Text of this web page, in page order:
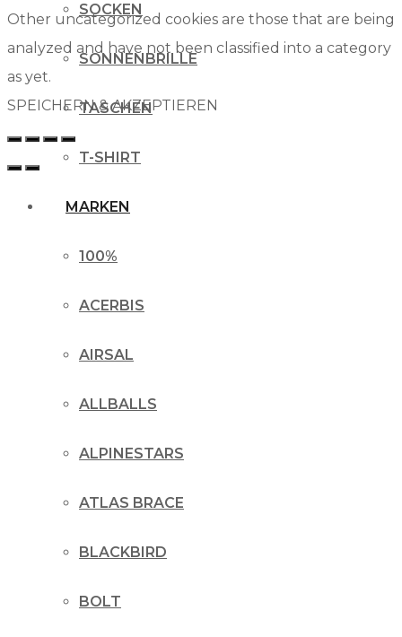
SOCKEN
SONNENBRILLE
TASCHEN
T-SHIRT
MARKEN
100%
ACERBIS
AIRSAL
ALLBALLS
ALPINESTARS
ATLAS BRACE
BLACKBIRD
BOLT
Other uncategorized cookies are those that are being
analyzed and have not been classified into a category
as yet.
SPEICHERN & AKZEPTIEREN